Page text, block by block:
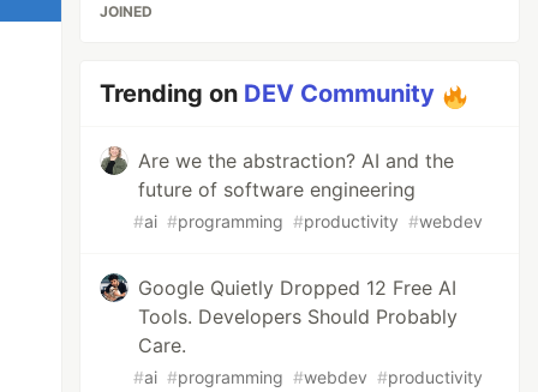
JOINED
Trending on DEV Community
Are we the abstraction? AI and the
future of software engineering
#ai #programming #productivity #webdev
Google Quietly Dropped 12 Free AI
Tools. Developers Should Probably
Care.
#ai #programming #webdev #productivity